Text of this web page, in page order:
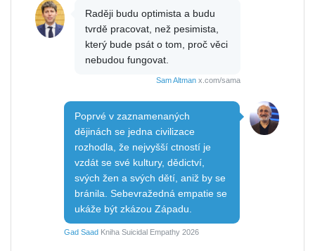
Raději budu optimista a budu
tvrdě pracovat, než pesimista,
který bude psát o tom, proč věci
nebudou fungovat.
Sam Altman x.com/sama
Poprvé v zaznamenaných
dějinách se jedna civilizace
rozhodla, že nejvyšší ctností je
vzdát se své kultury, dědictví,
svých žen a svých dětí, aniž by se
bránila. Sebevražedná empatie se
ukáže být zkázou Západu.
Gad Saad Kniha Suicidal Empathy 2026